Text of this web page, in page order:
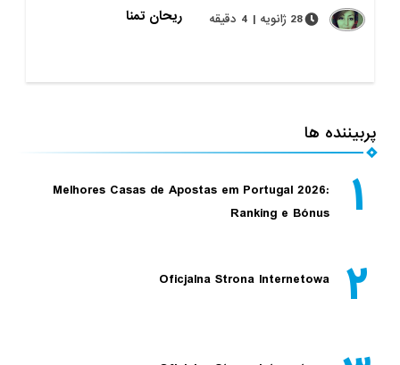
ریحان تمنا
28 ژانویه | 4 دقیقه
پربیننده ها
۱
Melhores Casas de Apostas em Portugal 2026:
Ranking e Bónus
۲ Oficjalna Strona Internetowa